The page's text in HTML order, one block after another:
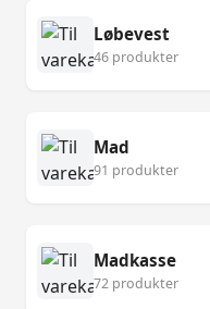
Løbevest
46 produkter
Mad
91 produkter
Madkasse
72 produkter